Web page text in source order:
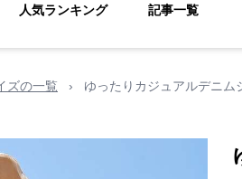
人気ランキング 記事一覧
ズの一覧 › ゆったりカジュアルデニム